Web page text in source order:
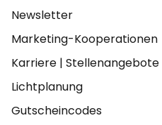
Newsletter
Marketing-Kooperationen
Karriere | Stellenangebote
Lichtplanung
Gutscheincodes